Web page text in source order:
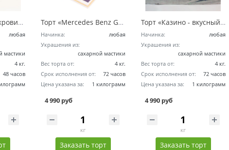
Торт «Сундук с сокровищами»
любая
мастики
4 кг.
48 часов
Торт «Mercedes Benz G-class – Геленваген»
Начинка:
любая
Украшения из:
сахарной мастики
Вес торта от:
4 кг.
Срок исполнения от:
72 часов
Цена указана за:
1 килограмм
4 990 руб
кг
Заказать торт
Торт «Казино - вкусный азарт»
Начинка:
любая
Украшения из:
сахарной мастики
Вес торта от:
4 кг.
Срок исполнения от:
72 часов
Цена указана за:
1 килограмм
4 990 руб
кг
Заказать торт